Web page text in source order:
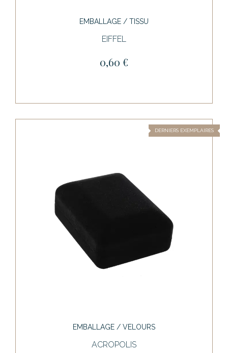
EMBALLAGE / TISSU
EIFFEL
0,60 €
DERNIERS EXEMPLAIRES
EMBALLAGE / VELOURS
ACROPOLIS